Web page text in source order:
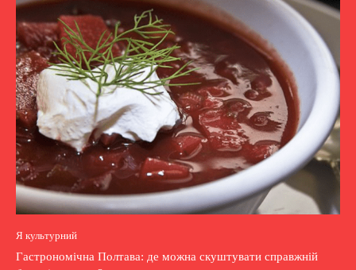
Я культурний
Гастрономічна Полтава: де можна скуштувати справжній